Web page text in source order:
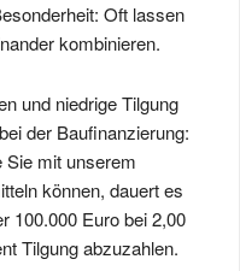
Oft lassen
kombinieren.
und niedrige Tilgung
der Baufinanzierung:
Sie mit unserem
können, dauert es
100.000 Euro bei 2,00
Tilgung abzuzahlen.